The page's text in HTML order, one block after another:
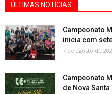
ÚLTIMAS NOTÍCIAS
Campeonato
inicia com
7 de agosto de
Campeonato
de Nova Santa